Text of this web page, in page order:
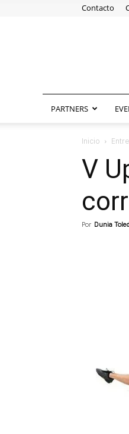
Contacto
PARTNERS
Inicio
V
Por Dunia